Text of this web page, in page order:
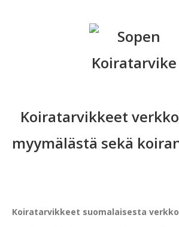
Koiratarvikkeet
myymälästä sekä
Koiratarvikkeet suomalaisesta